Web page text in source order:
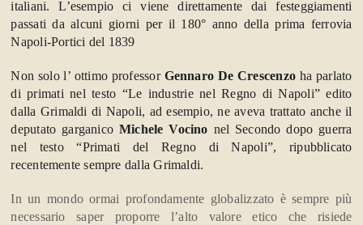
italiani. L’esempio ci viene direttamente dai festeggiamenti
passati da alcuni giorni per il 180° anno della prima ferrovia
Napoli-Portici del 1839
Non solo l’ ottimo professor Gennaro De Crescenzo ha parlato
di primati nel testo “Le industrie nel Regno di Napoli” edito
dalla Grimaldi di Napoli, ad esempio, ne aveva trattato anche il
deputato garganico Michele Vocino nel Secondo dopo guerra
nel testo “Primati del Regno di Napoli”, ripubblicato
recentemente sempre dalla Grimaldi.
In un mondo ormai profondamente globalizzato è sempre più
necessario saper proporre l’alto valore etico che risiede